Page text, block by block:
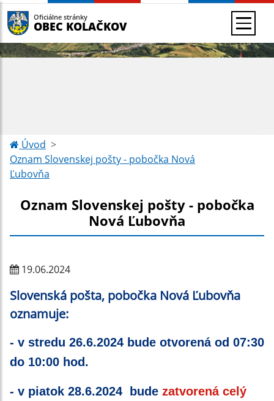
Oficiálne stránky
OBEC KOLAČKOV
Úvod
Oznam Slovenskej pošty - pobočka Nová
Ľubovňa
Oznam Slovenskej pošty - pobočka
Nová Ľubovňa
19.06.2024
Slovenská pošta, pobočka Nová Ľubovňa
oznamuje:
- v stredu 26.6.2024 bude otvorená od 07:30
do 10:00 hod.
- v piatok 28.6.2024 bude zatvorená celý